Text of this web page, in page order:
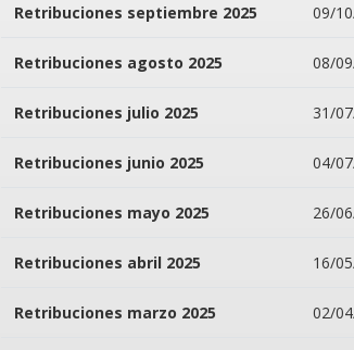
Retribuciones septiembre 2025 09/
Retribuciones agosto 2025 08/
Retribuciones julio 2025 31/
Retribuciones junio 2025 04/
Retribuciones mayo 2025 26/
Retribuciones abril 2025 16/
Retribuciones marzo 2025 02/